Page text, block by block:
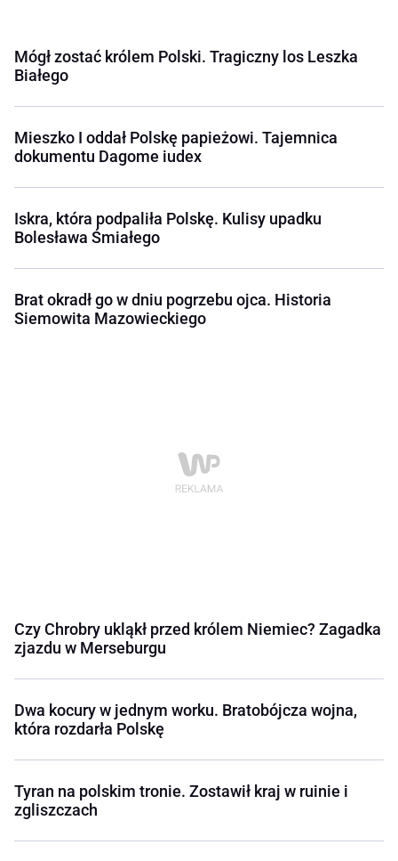
Mógł zostać królem Polski. Tragiczny los Leszka
Białego
Mieszko I oddał Polskę papieżowi. Tajemnica
dokumentu Dagome iudex
Iskra, która podpaliła Polskę. Kulisy upadku
Bolesława Śmiałego
Brat okradł go w dniu pogrzebu ojca. Historia
Siemowita Mazowieckiego
Czy Chrobry ukląkł przed królem Niemiec? Zagadka
zjazdu w Merseburgu
Dwa kocury w jednym worku. Bratobójcza wojna,
która rozdarła Polskę
Tyran na polskim tronie. Zostawił kraj w ruinie i
zgliszczach